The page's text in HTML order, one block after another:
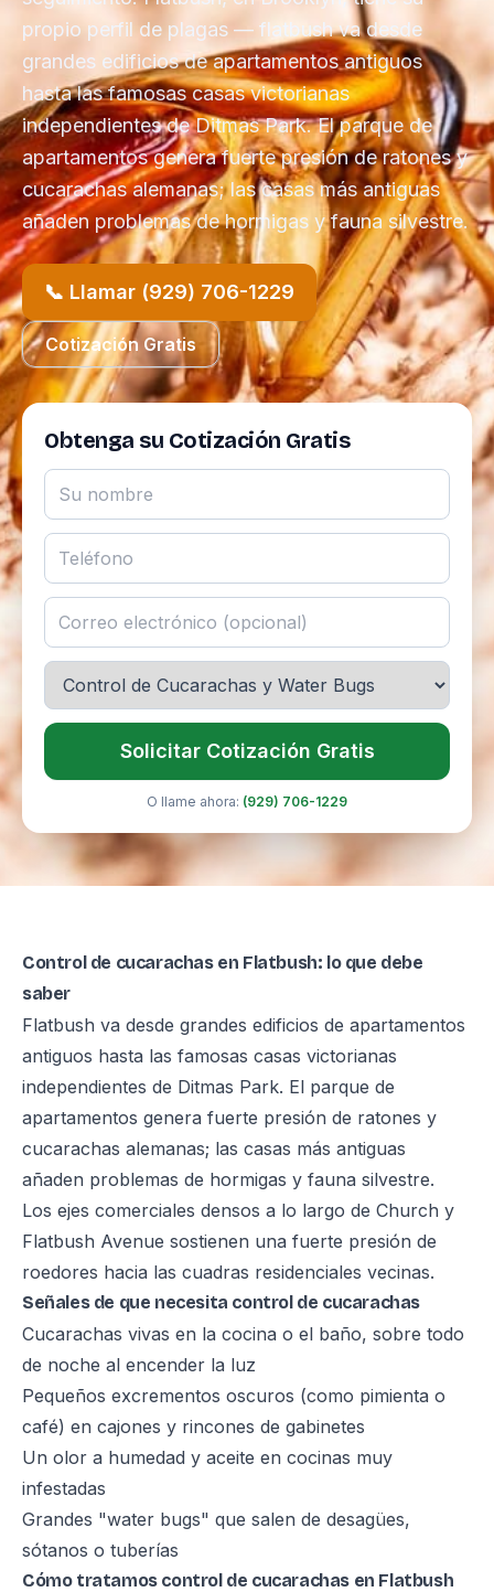
propio perfil de plagas — flatbush va desde
grandes edificios de apartamentos antiguos
hasta las famosas casas victorianas
independientes de Ditmas Park. El parque de
apartamentos genera fuerte presión de ratones y
cucarachas alemanas; las casas más antiguas
añaden problemas de hormigas y fauna silvestre.
📞 Llamar (929) 706-1229
Cotización Gratis
Obtenga su Cotización Gratis
Solicitar Cotización Gratis
O llame ahora: (929) 706-1229
Control de cucarachas en Flatbush: lo que debe
saber
Flatbush va desde grandes edificios de apartamentos
antiguos hasta las famosas casas victorianas
independientes de Ditmas Park. El parque de
apartamentos genera fuerte presión de ratones y
cucarachas alemanas; las casas más antiguas
añaden problemas de hormigas y fauna silvestre.
Los ejes comerciales densos a lo largo de Church y
Flatbush Avenue sostienen una fuerte presión de
roedores hacia las cuadras residenciales vecinas.
Señales de que necesita control de cucarachas
Cucarachas vivas en la cocina o el baño, sobre todo
de noche al encender la luz
Pequeños excrementos oscuros (como pimienta o
café) en cajones y rincones de gabinetes
Un olor a humedad y aceite en cocinas muy
infestadas
Grandes "water bugs" que salen de desagües,
sótanos o tuberías
Cómo tratamos control de cucarachas en Flatbush